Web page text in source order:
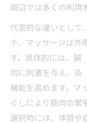
周辺では多くの利用
代表的な違いとして
チ、マッサージは外
す。具体的には、鍼
肉に刺激を与え、灸
機能を高めます。マ
ぐしにより筋肉の緊
選択時には、体質や